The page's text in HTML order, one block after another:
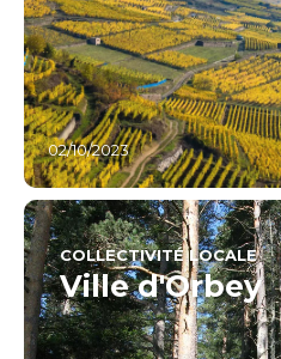
02/10/2023
COLLECTIVITÉ LOCALE
Ville d'Orbey